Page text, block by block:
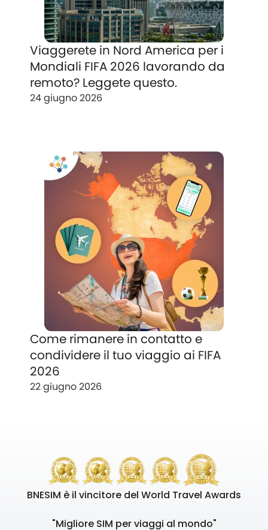
Viaggerete in Nord America per i
Mondiali FIFA 2026 lavorando da
remoto? Leggete questo.
24 giugno 2026
Come rimanere in contatto e
condividere il tuo viaggio ai FIFA
2026
22 giugno 2026
BNESIM è il vincitore del World Travel Awards
"Migliore SIM per viaggi al mondo"